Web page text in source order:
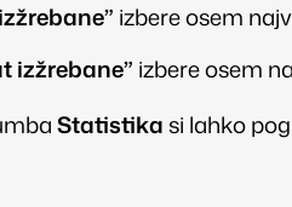
izbere osem
izžrebane” izbere osem
Statistikasi lahko